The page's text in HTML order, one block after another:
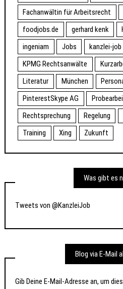
Fachanwältin für Arbeitsrecht
foodjobs.de
gerhard kenk
ingeniam
Jobs kanzlei-job
KPMG Rechtsanwälte
Literatur
München
PinterestSkype AG
Rechtsprechung
Regelung
Training
Xing Zukunft
Was gibt es
Tweets von @KanzleiJob
Blog via E-Mail
Gib Deine E-Mail-Adresse an, um